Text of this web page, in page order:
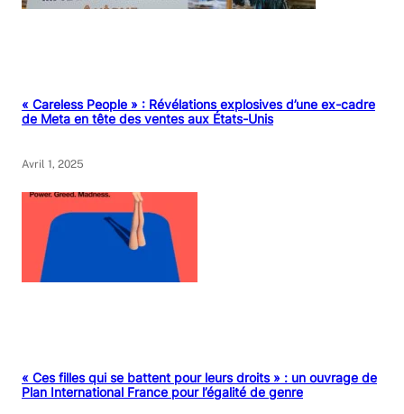
« Careless People » : Révélations explosives d’une ex-cadre
de Meta en tête des ventes aux États-Unis
Avril 1, 2025
« Ces filles qui se battent pour leurs droits » : un ouvrage de
Plan International France pour l’égalité de genre